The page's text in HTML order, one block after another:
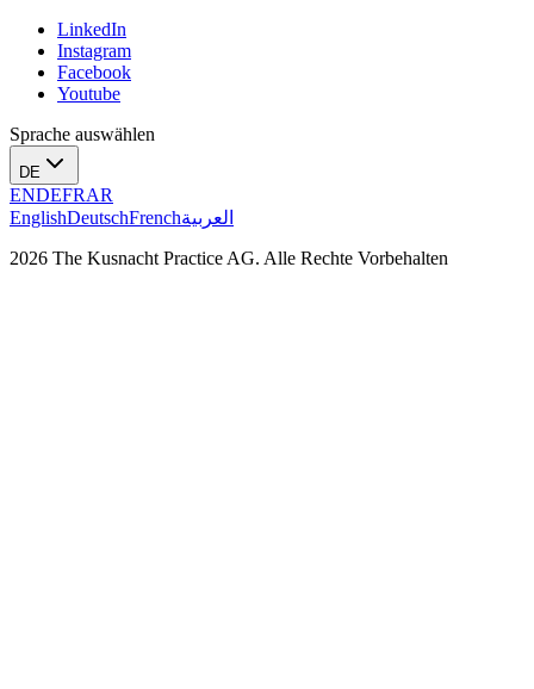
LinkedIn
Instagram
Facebook
Youtube
Sprache auswählen
DE
ENDEFRAR
EnglishDeutschFrenchالعربية
2026 The Kusnacht Practice AG. Alle Rechte Vorbehalten